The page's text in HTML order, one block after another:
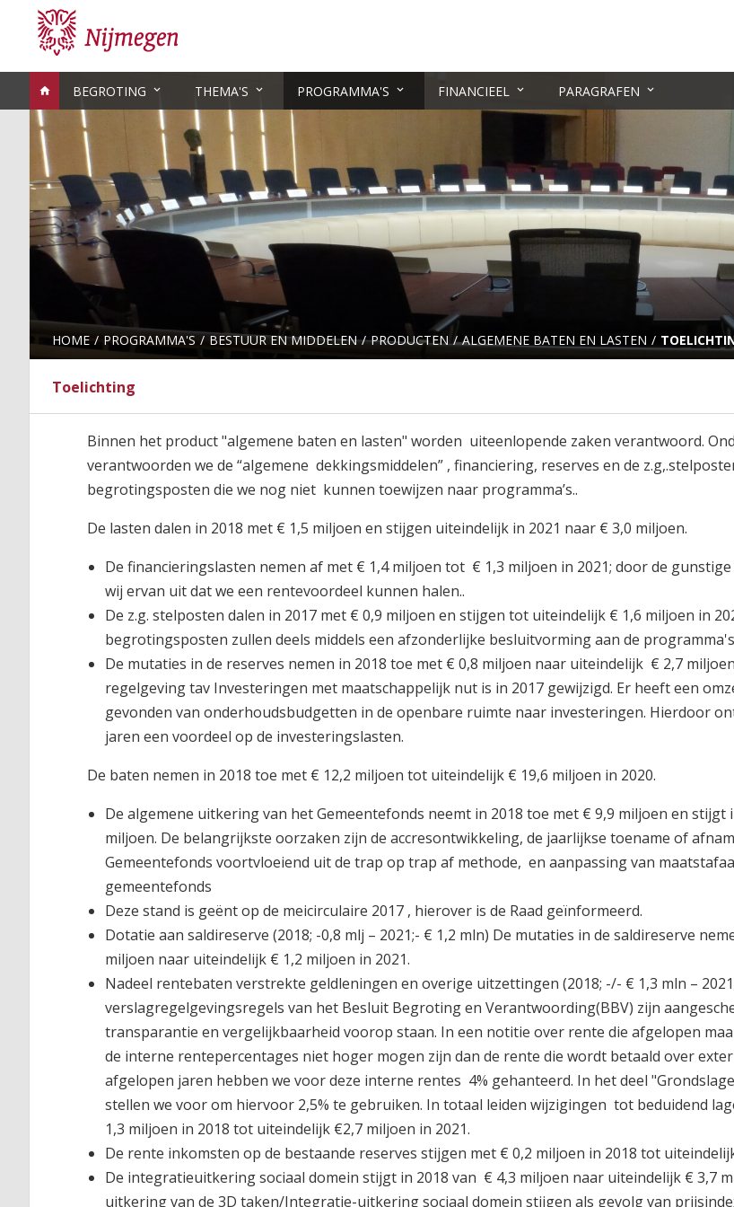
BEGROTING THEMA'S PROGRAMMA'S FINANCIEEL PARAGRAFEN
HOME PROGRAMMA'S BESTUUR EN MIDDELEN PRODUCTEN ALGEMENE BATEN EN LASTEN
Toelichting
Binnen het product "algemene baten en lasten" worden uiteenlopende zaken verantwoord.
verantwoorden we de “algemene dekkingsmiddelen” , financiering, reserves en de
begrotingsposten die we nog niet kunnen toewijzen naar programma’s..
De lasten dalen in 2018 met € 1,5 miljoen en stijgen uiteindelijk in 2021 naar € 3,0 miljoen.
De financieringslasten nemen af met € 1,4 miljoen tot € 1,3 miljoen in 2021; door de
wij ervan uit dat we een rentevoordeel kunnen halen..
De z.g. stelposten dalen in 2017 met € 0,9 miljoen en stijgen tot uiteindelijk € 1,6 miljoen in
begrotingsposten zullen deels middels een afzonderlijke besluitvorming aan de
De mutaties in de reserves nemen in 2018 toe met € 0,8 miljoen naar uiteindelijk € 2,7
regelgeving tav Investeringen met maatschappelijk nut is in 2017 gewijzigd. Er heeft een
gevonden van onderhoudsbudgetten in de openbare ruimte naar investeringen. Hierdoor
jaren een voordeel op de investeringslasten.
De baten nemen in 2018 toe met € 12,2 miljoen tot uiteindelijk € 19,6 miljoen in 2020.
De algemene uitkering van het Gemeentefonds neemt in 2018 toe met € 9,9 miljoen en
miljoen. De belangrijkste oorzaken zijn de accresontwikkeling, de jaarlijkse toename of
Gemeentefonds voortvloeiend uit de trap op trap af methode, en aanpassing van
gemeentefonds
Deze stand is geënt op de meicirculaire 2017 , hierover is de Raad geïnformeerd.
Dotatie aan saldireserve (2018; -0,8 mlj – 2021;- € 1,2 mln) De mutaties in de saldireserve
miljoen naar uiteindelijk € 1,2 miljoen in 2021.
Nadeel rentebaten verstrekte geldleningen en overige uitzettingen (2018; -/- € 1,3 mln –
verslagregelgevingsregels van het Besluit Begroting en Verantwoording(BBV) zijn
transparantie en vergelijkbaarheid voorop staan. In een notitie over rente die afgelopen
de interne rentepercentages niet hoger mogen zijn dan de rente die wordt betaald over
afgelopen jaren hebben we voor deze interne rentes 4% gehanteerd. In het deel
stellen we voor om hiervoor 2,5% te gebruiken. In totaal leiden wijzigingen tot beduidend
1,3 miljoen in 2018 tot uiteindelijk €2,7 miljoen in 2021.
De rente inkomsten op de bestaande reserves stijgen met € 0,2 miljoen in 2018 tot
De integratieuitkering sociaal domein stijgt in 2018 van € 4,3 miljoen naar uiteindelijk € 3,7
uitkering van de 3D taken/Integratie-uitkering sociaal domein stijgen als gevolg van